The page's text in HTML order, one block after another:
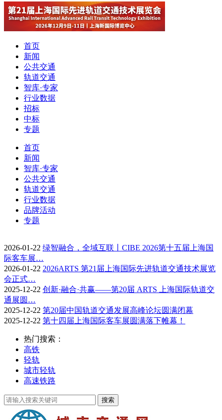
首页
新闻
公共交通
轨道交通
智库·专家
行业数据
招标
中标
专题
首页
新闻
智库·专家
公共交通
轨道交通
行业数据
品牌活动
专题
2026-01-22 绿智融合，全域互联丨CIBE 2026第十五届上海国
际客车展…
2026-01-22 2026ARTS 第21届上海国际先进轨道交通技术展览
会正式…
2025-12-22 创新·融合·共赢——第20届 ARTS 上海国际轨道交
通展圆…
2025-12-22 第20届中国轨道交通发展高峰论坛圆满闭幕
2025-12-22 第十四届上海国际客车展圆满落下帷幕！
热门搜索：
高铁
轻轨
城市轻轨
高速铁路